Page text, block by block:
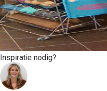
Inspiratie nodig?